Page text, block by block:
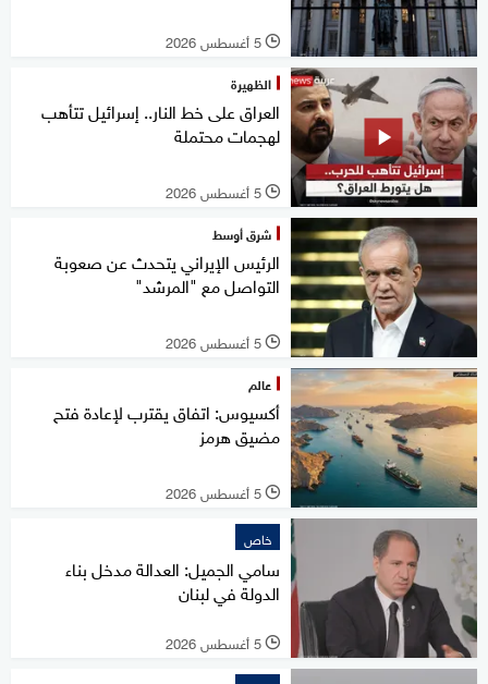
l 5 أغسطس 2026
الظهيرة
العراق على خط النار.. إسرائيل تتأهب
لهجمات محتملة
l 5 أغسطس 2026
شرق أوسط
الرئيس الإيراني يتحدث عن صعوبة
التواصل مع "المرشد"
l 5 أغسطس 2026
عالم
أكسيوس: اتفاق يقترب لإعادة فتح
مضيق هرمز
l 5 أغسطس 2026
خاص
سامي الجميل: العدالة مدخل بناء
الدولة في لبنان
l 5 أغسطس 2026